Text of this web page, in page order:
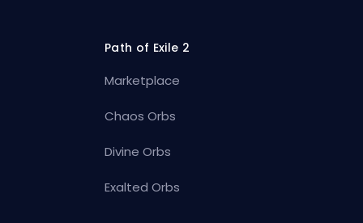
Path of Exile 2
Marketplace
Chaos Orbs
Divine Orbs
Exalted Orbs